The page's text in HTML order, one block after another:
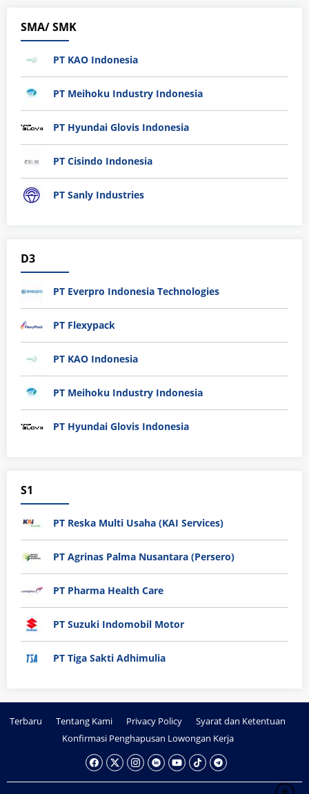
SMA/ SMK
PT KAO Indonesia
PT Meihoku Industry Indonesia
PT Hyundai Glovis Indonesia
PT Cisindo Indonesia
PT Sanly Industries
D3
PT Everpro Indonesia Technologies
PT Flexypack
PT KAO Indonesia
PT Meihoku Industry Indonesia
PT Hyundai Glovis Indonesia
S1
PT Reska Multi Usaha (KAI Services)
PT Agrinas Palma Nusantara (Persero)
PT Pharma Health Care
PT Suzuki Indomobil Motor
PT Tiga Sakti Adhimulia
Terbaru Tentang Kami Privacy Policy
Syarat dan Ketentuan
Konfirmasi Penghapusan Lowongan Kerja